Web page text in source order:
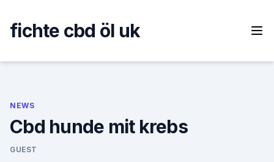
content
fichte cbd öl uk
NEWS
Cbd hunde mit krebs
GUEST